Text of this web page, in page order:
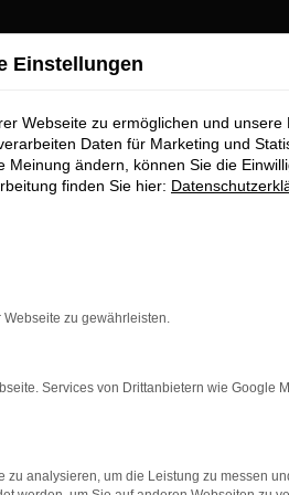
Funktioniert die Seite in
sind.
dass bestimmte Funktionen
Einstellungen
Webseite zu ermöglichen und unsere
Daten für Marketing und
ändern, können Sie die
finden Sie hier:
zu gewährleisten.
Services von Drittanbietern wie Google
analysieren, um die Leistung zu messen